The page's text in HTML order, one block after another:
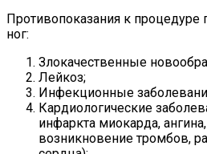
Противопоказания к процедуре
ног:
Злокачественные
Лейкоз;
Инфекционные
Кардиологические
инфаркта миокарда,
возникновение тромбов,